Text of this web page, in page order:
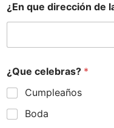
¿En que dirección de
¿Que celebras? *
Cumpleaños
Boda